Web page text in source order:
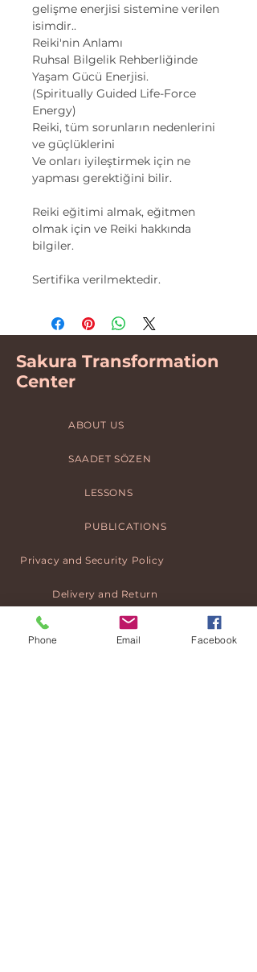
gelişme enerjisi sistemine verilen
isimdir..
Reiki'nin Anlamı
Ruhsal Bilgelik Rehberliğinde
Yaşam Gücü Enerjisi.
(Spiritually Guided Life-Force
Energy)
Reiki, tüm sorunların nedenlerini
ve güçlüklerini
Ve onları iyileştirmek için ne
yapması gerektiğini bilir.
Reiki eğitimi almak, eğitmen
olmak için ve Reiki hakkında
bilgiler.
Sertifika verilmektedir.
Sakura Transformation
Center
ABOUT US
SAADET SÖZEN
LESSONS
PUBLICATIONS
Privacy and Security Policy
Delivery and Return
Distance Selling Agreement
Phone Email Facebook